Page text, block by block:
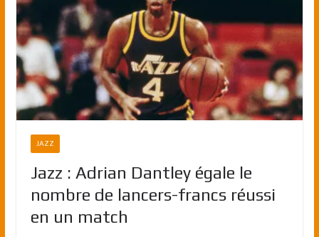
JAZZ
Jazz : Adrian Dantley égale le
nombre de lancers-francs réussi
en un match